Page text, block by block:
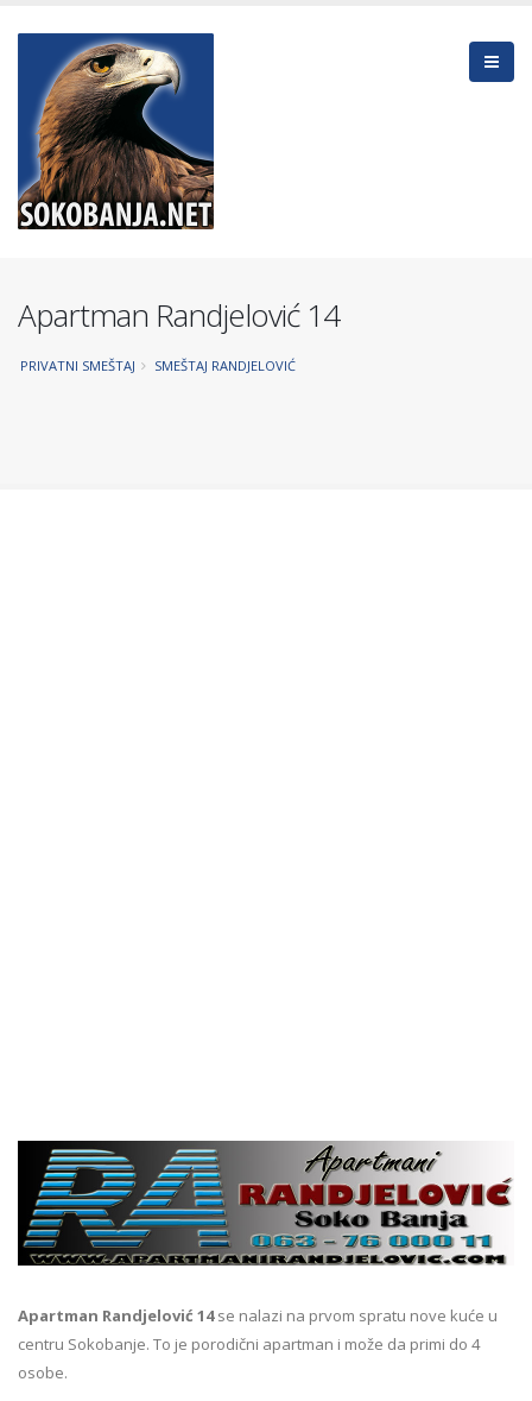
Apartman Randjelović 14
PRIVATNI SMEŠTAJ SMEŠTAJ RANDJELOVIĆ
Apartman Randjelović 14se nalazi na prvom spratu nove kuće u
centru Sokobanje. To je porodični apartman i može da primi do 4
osobe.